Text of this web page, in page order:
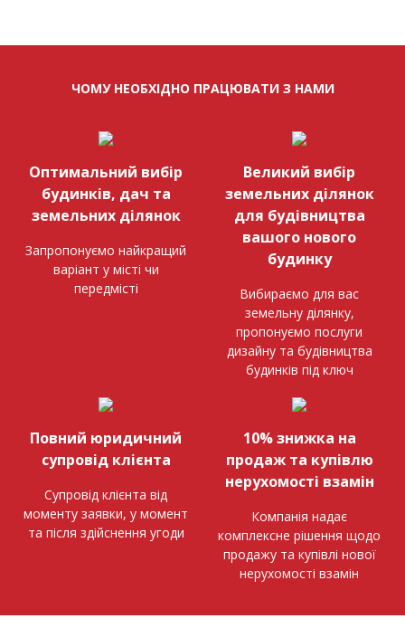
ЧОМУ НЕОБХІДНО ПРАЦЮВАТИ З НАМИ
Оптимальний вибір
будинків, дач та
земельних ділянок
Запропонуємо найкращий
варіант у місті чи
передмісті
Великий вибір
земельних ділянок
для будівництва
вашого нового
будинку
Вибираємо для вас
земельну ділянку,
пропонуємо послуги
дизайну та будівництва
будинків під ключ
Повний юридичний
супровід клієнта
Супровід клієнта від
моменту заявки, у момент
та після здійснення угоди
10% знижка на
продаж та купівлю
нерухомості взамін
Компанія надає
комплексне рішення щодо
продажу та купівлі нової
нерухомості взамін